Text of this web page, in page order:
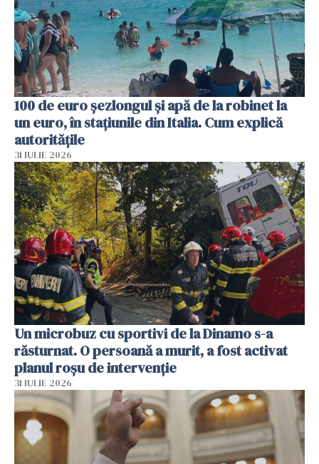
100 de euro șezlongul și apă de la robinet la
un euro, în stațiunile din Italia. Cum explică
autoritățile
31 IULIE 2026
Un microbuz cu sportivi de la Dinamo s-a
răsturnat. O persoană a murit, a fost activat
planul roșu de intervenție
31 IULIE 2026